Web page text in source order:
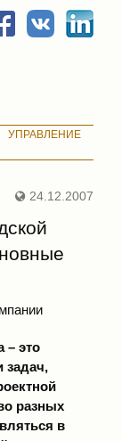
УПРАВЛЕНИЕ
24.12.2007
– это
задач,
разных
в